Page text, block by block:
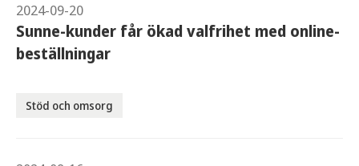
2024-09-20
Sunne-kunder får ökad valfrihet med online-
beställningar
Stöd och omsorg